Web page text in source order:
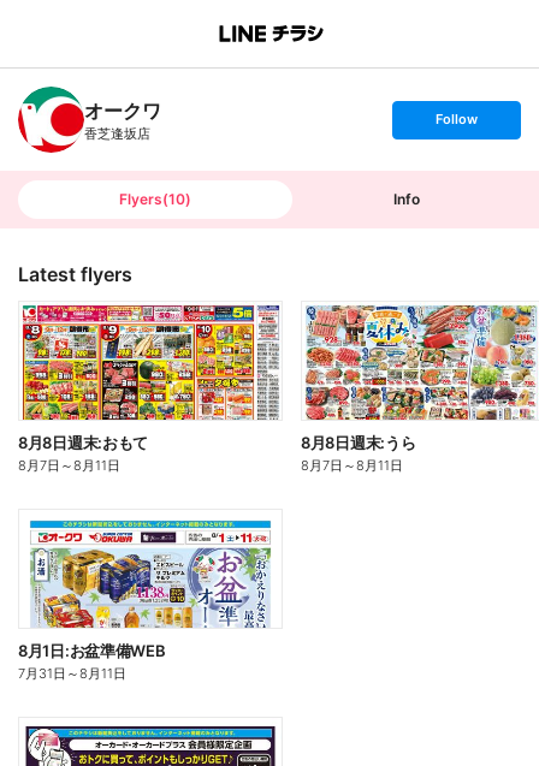
B
n
c
h
T
オークワ
香芝逢坂店
s
t
o
Follow
Flyers(10) Info
Latest flyers
8月8日週末:おもて
8月7日 ～8月11日
8月8日週末:うら
8月7日 ～8月11日
8月1日:お盆準備WEB
7月31日 ～8月11日